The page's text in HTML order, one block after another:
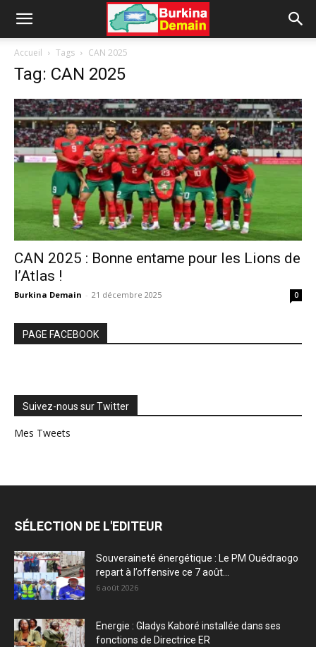
Accueil Tags CAN 2025
Tag: CAN 2025
CAN 2025 : Bonne entame pour les Lions de
l’Atlas !
Burkina Demain - 21 décembre 2025 0
PAGE FACEBOOK
Suivez-nous sur Twitter
Mes Tweets
SÉLECTION DE L'EDITEUR
Souveraineté énergétique : Le PM Ouédraogo
repart à l’offensive ce 7 août...
6 août 2026
Energie : Gladys Kaboré installée dans ses
fonctions de Directrice ER